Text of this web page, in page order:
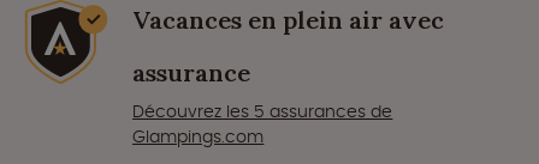
Vacances en plein air avec
assurance
Découvrez les 5 assurances de
Glampings.com